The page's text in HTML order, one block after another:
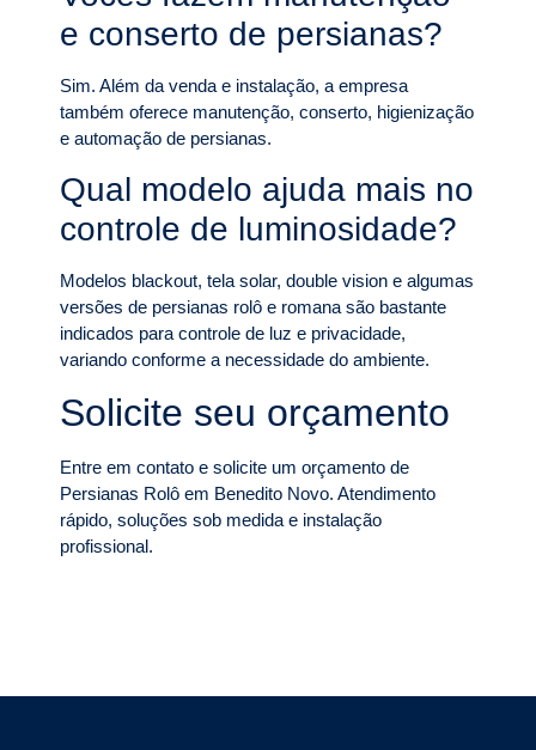
e conserto de persianas?
Sim. Além da venda e instalação, a empresa
também oferece manutenção, conserto, higienização
e automação de persianas.
Qual modelo ajuda mais no
controle de luminosidade?
Modelos blackout, tela solar, double vision e algumas
versões de persianas rolô e romana são bastante
indicados para controle de luz e privacidade,
variando conforme a necessidade do ambiente.
Solicite seu orçamento
Entre em contato e solicite um orçamento de
Persianas Rolô em Benedito Novo. Atendimento
rápido, soluções sob medida e instalação
profissional.